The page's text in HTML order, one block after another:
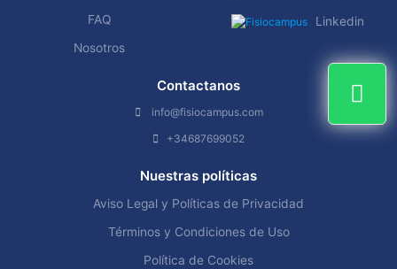
FAQ
Nosotros
Linkedin
Contactanos
info@fisiocampus.com
+34687699052
Nuestras políticas
Aviso Legal y Políticas de Privacidad
Términos y Condiciones de Uso
Política de Cookies